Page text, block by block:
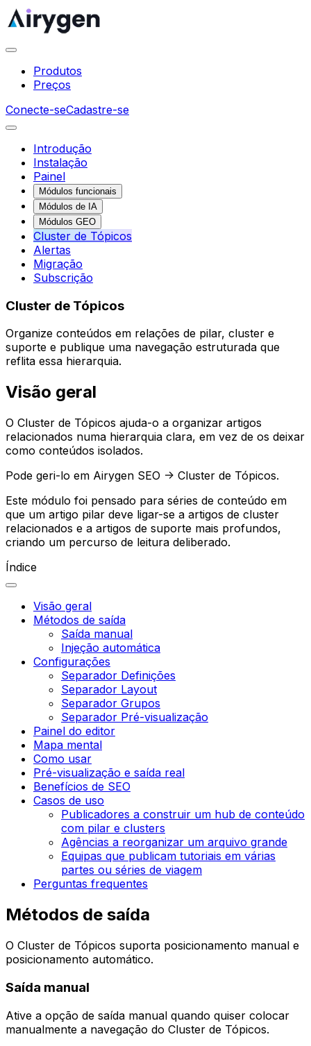
Produtos
Preços
Conecte-seCadastre-se
Introdução
Instalação
Painel
Módulos funcionais
Módulos de IA
Módulos GEO
Cluster de Tópicos
Alertas
Migração
Subscrição
Cluster de Tópicos
Organize conteúdos em relações de pilar, cluster e
suporte e publique uma navegação estruturada que
reflita essa hierarquia.
Visão geral
O Cluster de Tópicos ajuda-o a organizar artigos
relacionados numa hierarquia clara, em vez de os deixar
como conteúdos isolados.
Pode geri-lo em Airygen SEO -> Cluster de Tópicos.
Este módulo foi pensado para séries de conteúdo em
que um artigo pilar deve ligar-se a artigos de cluster
relacionados e a artigos de suporte mais profundos,
criando um percurso de leitura deliberado.
Índice
Visão geral
Métodos de saída
Saída manual
Injeção automática
Configurações
Separador Definições
Separador Layout
Separador Grupos
Separador Pré-visualização
Painel do editor
Mapa mental
Como usar
Pré-visualização e saída real
Benefícios de SEO
Casos de uso
Publicadores a construir um hub de conteúdo
com pilar e clusters
Agências a reorganizar um arquivo grande
Equipas que publicam tutoriais em várias
partes ou séries de viagem
Perguntas frequentes
Métodos de saída
O Cluster de Tópicos suporta posicionamento manual e
posicionamento automático.
Saída manual
Ative a opção de saída manual quando quiser colocar
manualmente a navegação do Cluster de Tópicos.